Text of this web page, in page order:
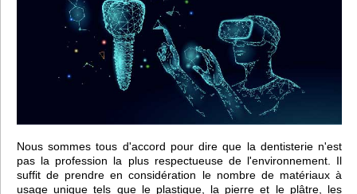
Nous sommes tous d'accord pour dire que la dentisterie n'est
pas la profession la plus respectueuse de l'environnement. Il
suffit de prendre en considération le nombre de matériaux à
usage unique tels que le plastique, la pierre et le plâtre, les